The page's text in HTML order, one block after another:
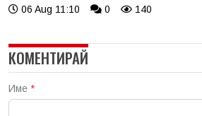
06 Aug 11:10 0 140
КОМЕНТИРАЙ
Име *